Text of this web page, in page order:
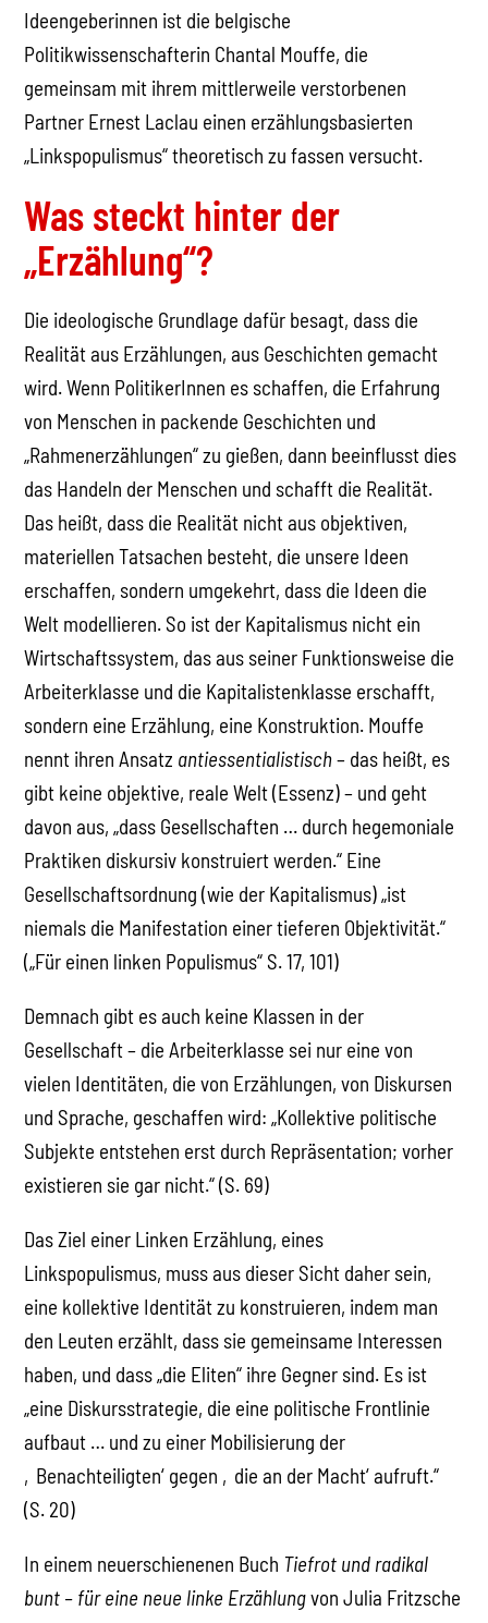
Ideengeberinnen ist die belgische
Politikwissenschafterin Chantal Mouffe, die
gemeinsam mit ihrem mittlerweile verstorbenen
Partner Ernest Laclau einen erzählungsbasierten
„Linkspopulismus“ theoretisch zu fassen versucht.
Was steckt hinter der
„Erzählung“?
Die ideologische Grundlage dafür besagt, dass die
Realität aus Erzählungen, aus Geschichten gemacht
wird. Wenn PolitikerInnen es schaffen, die Erfahrung
von Menschen in packende Geschichten und
„Rahmenerzählungen“ zu gießen, dann beeinflusst dies
das Handeln der Menschen und schafft die Realität.
Das heißt, dass die Realität nicht aus objektiven,
materiellen Tatsachen besteht, die unsere Ideen
erschaffen, sondern umgekehrt, dass die Ideen die
Welt modellieren. So ist der Kapitalismus nicht ein
Wirtschaftssystem, das aus seiner Funktionsweise die
Arbeiterklasse und die Kapitalistenklasse erschafft,
sondern eine Erzählung, eine Konstruktion. Mouffe
nennt ihren Ansatz antiessentialistisch– das heißt, es
gibt keine objektive, reale Welt (Essenz) – und geht
davon aus, „dass Gesellschaften … durch hegemoniale
Praktiken diskursiv konstruiert werden.“ Eine
Gesellschaftsordnung (wie der Kapitalismus) „ist
niemals die Manifestation einer tieferen Objektivität.“
(„Für einen linken Populismus“ S. 17, 101)
Demnach gibt es auch keine Klassen in der
Gesellschaft – die Arbeiterklasse sei nur eine von
vielen Identitäten, die von Erzählungen, von Diskursen
und Sprache, geschaffen wird: „Kollektive politische
Subjekte entstehen erst durch Repräsentation; vorher
existieren sie gar nicht.“ (S. 69)
Das Ziel einer Linken Erzählung, eines
Linkspopulismus, muss aus dieser Sicht daher sein,
eine kollektive Identität zu konstruieren, indem man
den Leuten erzählt, dass sie gemeinsame Interessen
haben, und dass „die Eliten“ ihre Gegner sind. Es ist
„eine Diskursstrategie, die eine politische Frontlinie
aufbaut … und zu einer Mobilisierung der
‚Benachteiligten‘ gegen ‚die an der Macht‘ aufruft.“
(S. 20)
In einem neuerschienenen Buch Tiefrot und radikal
bunt – für eine neue linke Erzählungvon Julia Fritzsche